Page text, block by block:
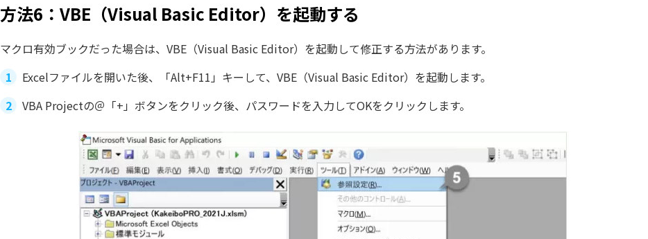
方法6：VBE（Visual Basic Editor）を起動する
マクロ有効ブックだった場合は、VBE（Visual Basic Editor）を起動して修正する方法があります。
Excelファイルを開いた後、「Alt+F11」キーして、VBE（Visual Basic Editor）を起動します。
VBA Projectの＠「+」ボタンをクリック後、パスワードを入力してOKをクリックします。